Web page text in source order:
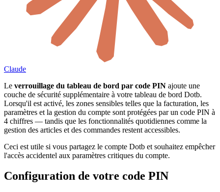
Claude
Le verrouillage du tableau de bord par code PIN ajoute une
couche de sécurité supplémentaire à votre tableau de bord Dotb.
Lorsqu'il est activé, les zones sensibles telles que la facturation, les
paramètres et la gestion du compte sont protégées par un code PIN à
4 chiffres — tandis que les fonctionnalités quotidiennes comme la
gestion des articles et des commandes restent accessibles.
Ceci est utile si vous partagez le compte Dotb et souhaitez empêcher
l'accès accidentel aux paramètres critiques du compte.
Configuration de votre code PIN